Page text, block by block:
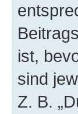
ist,
sind
Z. B.